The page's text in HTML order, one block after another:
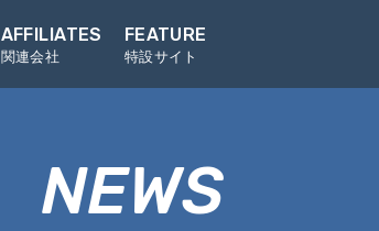
AFFILIATES
関連会社
FEATURE
特設サイト
NEWS